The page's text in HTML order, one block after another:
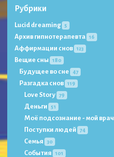
Рубрики
Lucid dreaming 5
Архив гипнотерапевта 16
Аффирмации снов 123
Вещие сны 180
Будущее во сне 47
Разгадка снов 119
Love Story 79
Деньги 51
Моё подсознание - мой врач
Поступки людей 74
Семья 30
События 101